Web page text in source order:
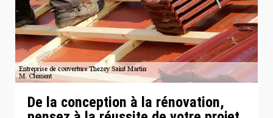
De la conception à la rénovation,